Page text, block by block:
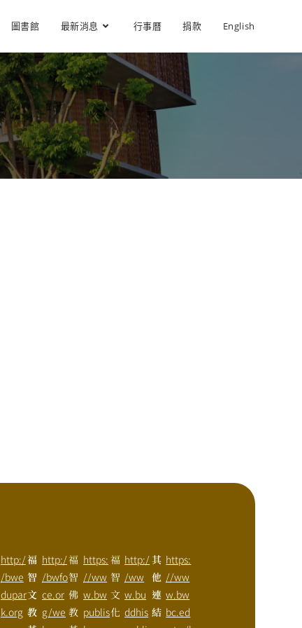
圖書館 最新消息 行事曆 捐款 English
http:/
/bwe
dupar
k.org
福
智
文
教
http:/
/bwfo
ce.or
g/we
福
智
佛
教
https:
//ww
w.bw
publis
福
智
文
化
http:/
/ww
w.bu
ddhis
其
他
連
結
https:
//ww
w.bw
bc.ed